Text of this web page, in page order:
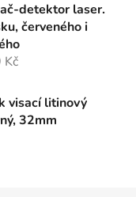
detektor laser.
červeného i
Kč
visací litinový
32mm